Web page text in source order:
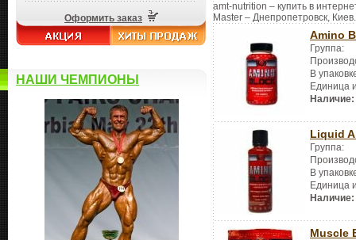
Оформить заказ
НАШИ ЧЕМПИОНЫ
amt-nutrition – купить в
Master – Днепропетровск, Киев.
Amino
Группа:
В
Единица
Наличие:
Liquid
Группа:
В
Единица
Наличие:
Muscle